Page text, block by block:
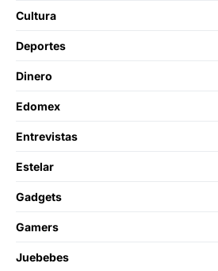
Cultura
Deportes
Dinero
Edomex
Entrevistas
Estelar
Gadgets
Gamers
Juebebes